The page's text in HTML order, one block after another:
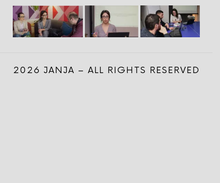
2026 JANJA – ALL RIGHTS RESERVED